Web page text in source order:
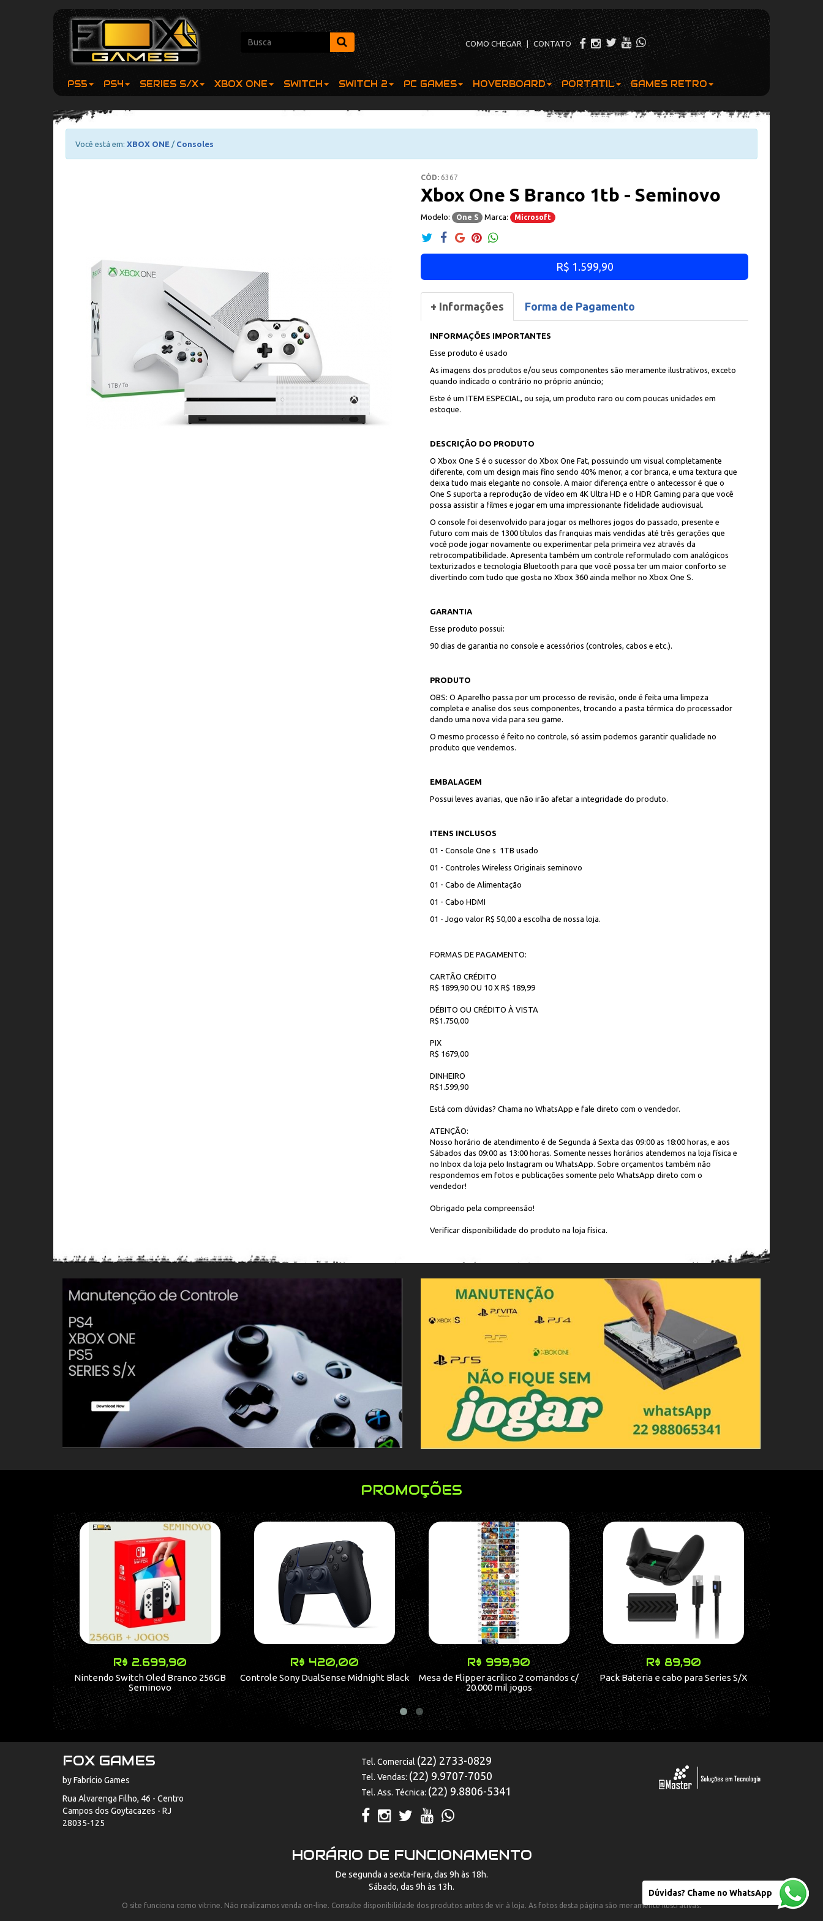
COMO CHEGAR | CONTATO
PS5 PS4 SERIES S/X XBOX ONE SWITCH SWITCH 2 PC GAMES HOVERBOARD PORTATIL GAMES RETRO
Você está em: XBOX ONE / Consoles
CÓD: 6367
Xbox One S Branco 1tb - Seminovo
Modelo: One S Marca: Microsoft
R$ 1.599,90
+ Informações Forma de Pagamento
INFORMAÇÕES IMPORTANTES
Esse produto é usado
As imagens dos produtos e/ou seus componentes são meramente ilustrativos, exceto
quando indicado o contrário no próprio anúncio;
Este é um ITEM ESPECIAL, ou seja, um produto raro ou com poucas unidades em
estoque.
DESCRIÇÃO DO PRODUTO
O Xbox One S é o sucessor do Xbox One Fat, possuindo um visual completamente
diferente, com um design mais fino sendo 40% menor, a cor branca, e uma textura que
deixa tudo mais elegante no console. A maior diferença entre o antecessor é que o
One S suporta a reprodução de vídeo em 4K Ultra HD e o HDR Gaming para que você
possa assistir a filmes e jogar em uma impressionante fidelidade audiovisual.
O console foi desenvolvido para jogar os melhores jogos do passado, presente e
futuro com mais de 1300 títulos das franquias mais vendidas até três gerações que
você pode jogar novamente ou experimentar pela primeira vez através da
retrocompatibilidade. Apresenta também um controle reformulado com analógicos
texturizados e tecnologia Bluetooth para que você possa ter um maior conforto se
divertindo com tudo que gosta no Xbox 360 ainda melhor no Xbox One S.
GARANTIA
Esse produto possui:
90 dias de garantia no console e acessórios (controles, cabos e etc.).
PRODUTO
OBS: O Aparelho passa por um processo de revisão, onde é feita uma limpeza
completa e analise dos seus componentes, trocando a pasta térmica do processador
dando uma nova vida para seu game.
O mesmo processo é feito no controle, só assim podemos garantir qualidade no
produto que vendemos.
EMBALAGEM
Possui leves avarias, que não irão afetar a integridade do produto.
ITENS INCLUSOS
01 - Console One s 1TB usado
01 - Controles Wireless Originais seminovo
01 - Cabo de Alimentação
01 - Cabo HDMI
01 - Jogo valor R$ 50,00 a escolha de nossa loja.
FORMAS DE PAGAMENTO:
CARTÃO CRÉDITO
R$ 1899,90 OU 10 X R$ 189,99
DÉBITO OU CRÉDITO À VISTA
R$1.750,00
PIX
R$ 1679,00
DINHEIRO
R$1.599,90
Está com dúvidas? Chama no WhatsApp e fale direto com o vendedor.
ATENÇÃO:
Nosso horário de atendimento é de Segunda á Sexta das 09:00 as 18:00 horas, e aos
Sábados das 09:00 as 13:00 horas. Somente nesses horários atendemos na loja física e
no Inbox da loja pelo Instagram ou WhatsApp. Sobre orçamentos também não
respondemos em fotos e publicações somente pelo WhatsApp direto com o
vendedor!
Obrigado pela compreensão!
Verificar disponibilidade do produto na loja física.
PROMOÇÕES
R$ 2.699,90
Nintendo Switch Oled Branco 256GB
Seminovo
R$ 420,00
Controle Sony DualSense Midnight Black
R$ 999,90
Mesa de Flipper acrílico 2 comandos c/
20.000 mil jogos
R$ 89,90
Pack Bateria e cabo para Series S/X
FOX GAMES
by Fabrício Games
Rua Alvarenga Filho, 46 - Centro
Campos dos Goytacazes - RJ
28035-125
Tel. Comercial (22) 2733-0829
Tel. Vendas: (22) 9.9707-7050
Tel. Ass. Técnica: (22) 9.8806-5341
HORÁRIO DE FUNCIONAMENTO
De segunda a sexta-feira, das 9h às 18h.
Sábado, das 9h às 13h.
O site funciona como vitrine. Não realizamos venda on-line. Consulte disponibilidade dos produtos antes de vir à loja. As fotos desta página são meramente ilustrativas.
Dúvidas? Chame no WhatsApp